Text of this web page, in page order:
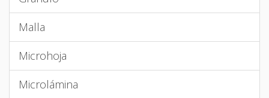
Malla
Microhoja
Microlámina